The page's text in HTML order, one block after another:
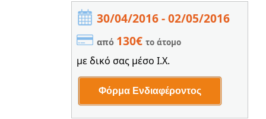
30/04/2016 - 02/05/2016
από 130€ το άτομο
με δικό σας μέσο Ι.Χ.